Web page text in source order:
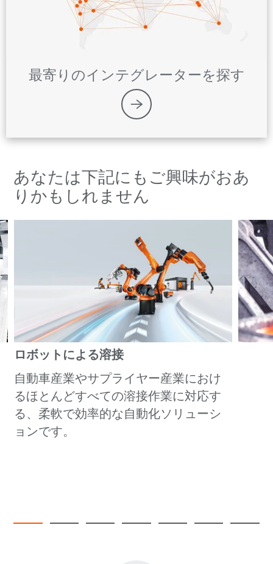
最寄りのインテグレーターを探す
あなたは下記にもご興味がおあ
りかもしれません
ロボットによる溶接
自動車産業やサプライヤー産業におけ
るほとんどすべての溶接作業に対応す
る、柔軟で効率的な自動化ソリューシ
ョンです。